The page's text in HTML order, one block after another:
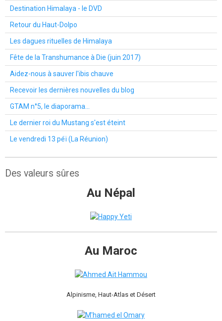
Destination Himalaya - le DVD
Retour du Haut-Dolpo
Les dagues rituelles de Himalaya
Fête de la Transhumance à Die (juin 2017)
Aidez-nous à sauver l'ibis chauve
Recevoir les dernières nouvelles du blog
GTAM n°5, le diaporama...
Le dernier roi du Mustang s'est éteint
Le vendredi 13 péï (La Réunion)
Des valeurs sûres
Au Népal
Au Maroc
Alpinisme, Haut-Atlas et Désert